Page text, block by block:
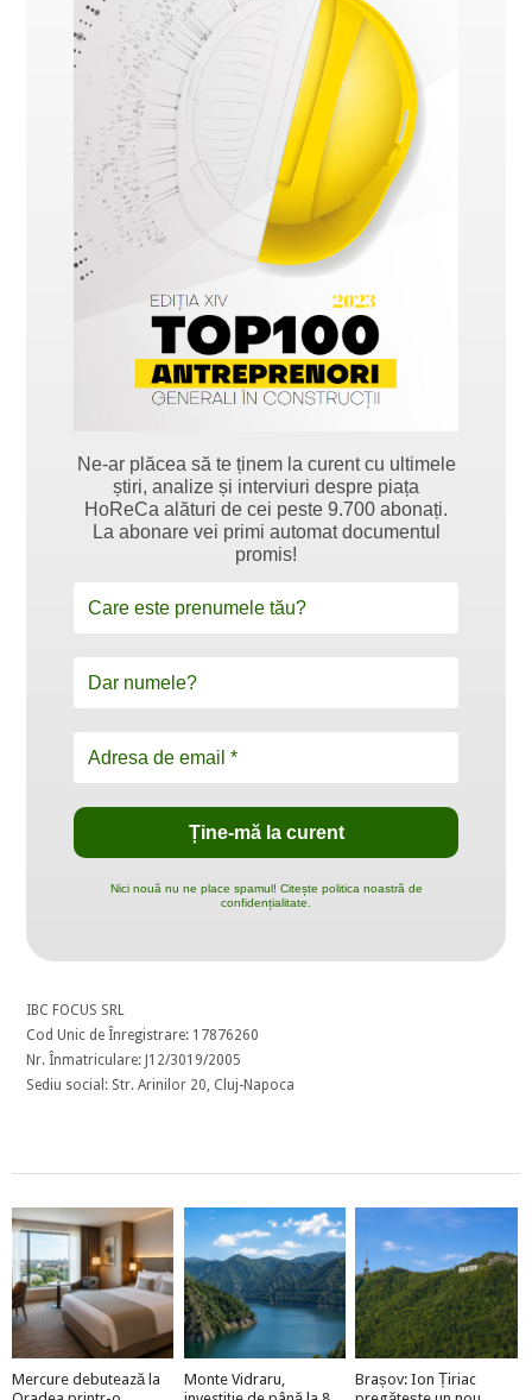
Ne-ar plăcea să te ținem la curent cu ultimele
știri, analize și interviuri despre piața
HoReCa alături de cei peste 9.700 abonați.
La abonare vei primi automat documentul
promis!
Nici nouă nu ne place spamul! Citește politica noastră de
confidențialitate.
IBC FOCUS SRL
Cod Unic de Înregistrare: 17876260
Nr. Înmatriculare: J12/3019/2005
Sediu social: Str. Arinilor 20, Cluj-Napoca
Mercure debutează la
Monte Vidraru,
Brașov: Ion Țiriac